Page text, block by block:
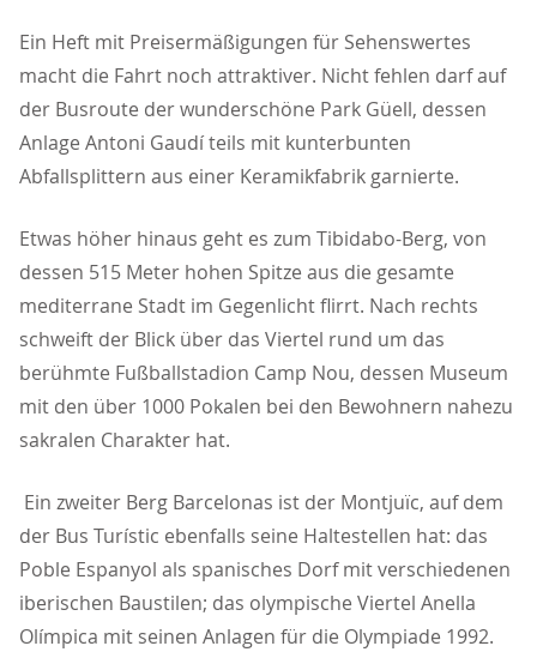
Ein Heft mit Preisermäßigungen für Sehenswertes
macht die Fahrt noch attraktiver. Nicht fehlen darf auf
der Busroute der wunderschöne Park Güell, dessen
Anlage Antoni Gaudí teils mit kunterbunten
Abfallsplittern aus einer Keramikfabrik garnierte.
Etwas höher hinaus geht es zum Tibidabo-Berg, von
dessen 515 Meter hohen Spitze aus die gesamte
mediterrane Stadt im Gegenlicht flirrt. Nach rechts
schweift der Blick über das Viertel rund um das
berühmte Fußballstadion Camp Nou, dessen Museum
mit den über 1000 Pokalen bei den Bewohnern nahezu
sakralen Charakter hat.
Ein zweiter Berg Barcelonas ist der Montjuïc, auf dem
der Bus Turístic ebenfalls seine Haltestellen hat: das
Poble Espanyol als spanisches Dorf mit verschiedenen
iberischen Baustilen; das olympische Viertel Anella
Olímpica mit seinen Anlagen für die Olympiade 1992.